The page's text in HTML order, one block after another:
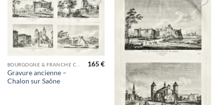
Ajouter
à la
wishlist
Gravure ancienne –
Chalon sur Saône
165€
Ajouter
à la
wishlist